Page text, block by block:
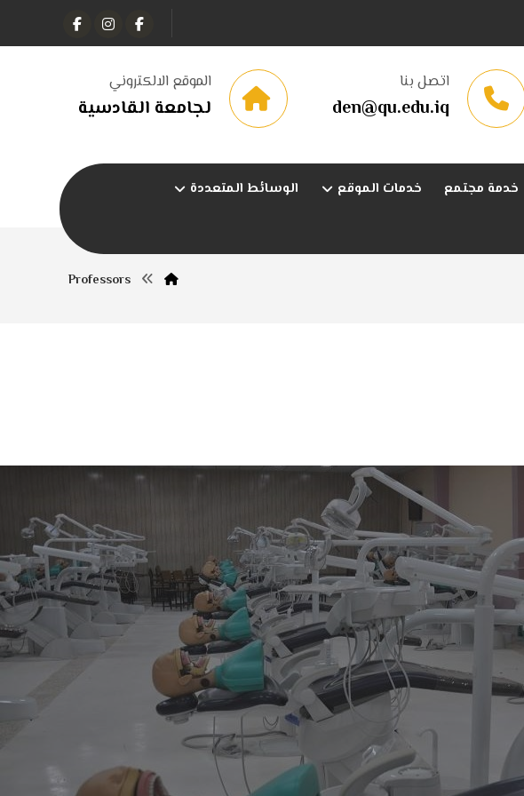
الموقع الالكتروني
لجامعة القادسية
اتصل بنا
den@qu.edu.iq
خدمة مجتمع خدمات الموقع
الوسائط المتعددة
Professors